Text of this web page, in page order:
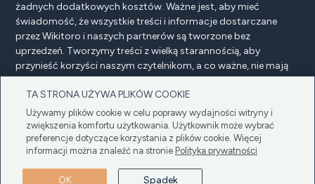
TA STRONA UŻYWA PLIKÓW COOKIE
Używamy plików cookie w celu poprawy wydajności witryny i
zwiększenia komfortu użytkowania. Użytkownik może wybrać
preferencje dotyczące korzystania z plików cookie. Więcej
informacji można znaleźć na stronie Polityka prywatności
OK Spadek
żadnych dodatkowych kosztów. Ważne jest, aby mieć
świadomość, że wszystkie treści i informacje dostarczane
przez Wikitoro i naszych partnerów są tworzone bez
uprzedzeń. Tworzymy treści z wielką starannością, aby
przynieść korzyści naszym czytelnikom, a co ważne, nie mają
na nie wpływu żadne umowy o wynagrodzenie z naszymi
partnerami.
Ujawnienie reklamodawcyPolityka prywatności